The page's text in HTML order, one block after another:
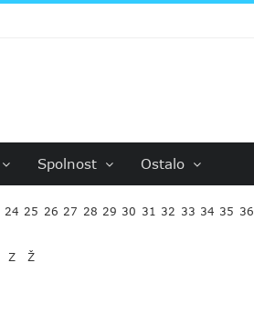
Spolnost Ostalo
24 25 26 27 28 29 30 31 32 33 34 35 36
Z Ž